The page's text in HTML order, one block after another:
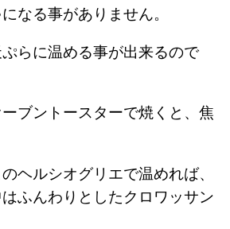
になる事がありません。
らに温める事が出来るので
ブントースターで焼くと、焦
ヘルシオグリエで温めれば、
ふんわりとしたクロワッサン